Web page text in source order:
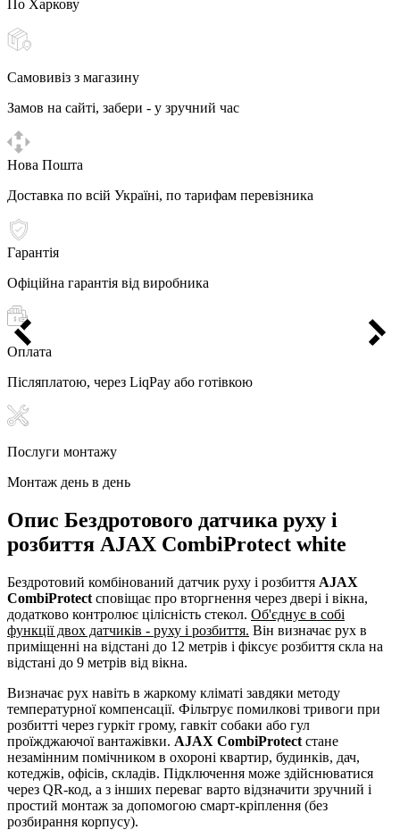
По Харкову
Самовивіз з магазину
Замов на сайті, забери - у зручний час
Нова Пошта
Доставка по всій Україні, по тарифам перевізника
Гарантія
Офіційна гарантія від виробника
Оплата
Післяплатою, через LiqPay або готівкою
Послуги монтажу
Монтаж день в день
Опис Бездротового датчика руху і
розбиття AJAX CombiProtect white
Бездротовий комбінований датчик руху і розбиття AJAX
CombiProtect сповіщає про вторгнення через двері і вікна,
додатково контролює цілісність стекол. Об'єднує в собі
функції двох датчиків - руху і розбиття. Він визначає рух в
приміщенні на відстані до 12 метрів і фіксує розбиття скла на
відстані до 9 метрів від вікна.
Визначає рух навіть в жаркому кліматі завдяки методу
температурної компенсації. Фільтрує помилкові тривоги при
розбитті через гуркіт грому, гавкіт собаки або гул
проїжджаючої вантажівки. AJAX CombiProtect стане
незамінним помічником в охороні квартир, будинків, дач,
котеджів, офісів, складів. Підключення може здійснюватися
через QR-код, а з інших переваг варто відзначити зручний і
простий монтаж за допомогою смарт-кріплення (без
розбирання корпусу).